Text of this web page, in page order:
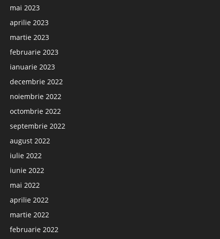
mai 2023
aprilie 2023
martie 2023
februarie 2023
ianuarie 2023
decembrie 2022
noiembrie 2022
octombrie 2022
septembrie 2022
august 2022
iulie 2022
iunie 2022
mai 2022
aprilie 2022
martie 2022
februarie 2022